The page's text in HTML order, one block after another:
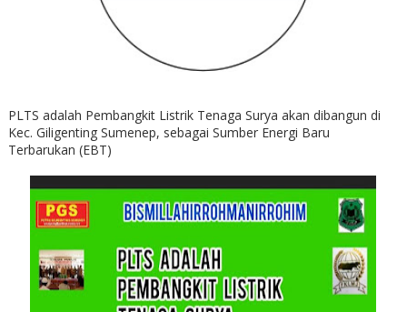
PLTS adalah Pembangkit Listrik Tenaga Surya akan dibangun di
Kec. Giligenting Sumenep, sebagai Sumber Energi Baru
Terbarukan (EBT)